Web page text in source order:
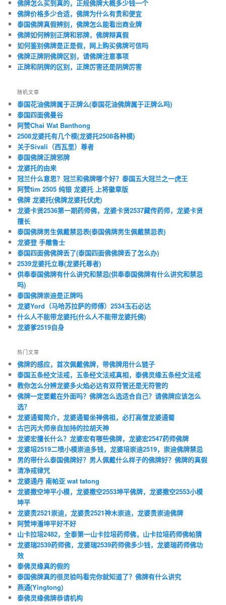
佛牌怎么买到真的，正规佛牌大概多少钱一个
佛牌价格多少合适，佛牌为什么有贵和便宜
泰国佛牌真假辨别，佛牌怎么能看出商业牌
佛牌如何辨别正牌和邪牌，佛牌辩真假
如何鉴别佛牌是正是假，网上购买佛牌可信吗
佛牌正牌阴佛牌区别，请佛牌注意事项
正牌和阴牌的区别，正牌厉害还是阴牌厉害
随机文章
泰国花油佛牌属于正牌么(泰国花油佛牌属于正牌么吗)
泰国四面佛曼谷
阿赞Chai Wat Banthong
2508龙婆托有几个模(龙婆托2508各种模)
关于Sivali（西瓦里）尊者
泰国佛牌正牌邪牌
龙婆托的由来
冠兰什么意思？冠兰和佛牌哪个好？泰国五大冠兰之一虎王
阿赞tim 2505 纯银 龙婆托 上将徽章版
佛牌 龙婆托(佛牌龙婆托伏虎)
龙婆卡贤2536第一期药师佛，龙婆卡贤2537藏传药师，龙婆卡贤
擅长
泰国佛牌男生佩戴禁忌表(泰国佛牌男生佩戴禁忌表)
龙婆登 手雕鲁士
泰国四面佛佛牌丢了(泰国四面佛佛牌丢了怎么办)
2539龙婆托立尊(龙婆托尊者)
供奉泰国佛牌有什么讲究和禁忌(供奉泰国佛牌有什么讲究和禁忌
吗)
泰国佛牌崇迪是正牌吗
龙婆Yord（马哈苏拉萨的师傅）2534玉石必达
什么人不能带龙婆托(什么人不能带龙婆托佛)
龙婆爹2519自身
热门文章
佛牌的感应，首次佩戴佛牌，带佛牌用什么链子
泰国五条经文法戒，五条经文法戒真相，泰佛灵缘五条经文法戒
教你怎么分辨龙婆多火焰必达有双符管还是无符管的
佛牌一定要戴在外面吗？佛牌怎么选适合自己？请佛牌应该怎么
选？
龙婆通蜀简介，龙婆通蜀坐禅佛祖，必打高僧龙婆通蜀
古巴丙大师亲自加持的拉胡天神
龙婆宏擅长什么？龙婆宏有哪些佛牌，龙婆宏2547药师佛牌
龙婆培2519二喷小模崇迪多钱，龙婆培崇迪2519，崇迪佛牌禁忌
男的带什么泰国佛牌好？男人佩戴什么样子的佛牌好？佛牌的真假
清净戒律咒
龙婆通丹 南帕亚 wat tatong
龙婆撒空坤平小模，龙婆撒空2553坤平佛牌，龙婆撒空2553小模
坤平
龙婆贵2521崇迪，龙婆贵2521神木崇迪，龙婆贵崇迪佛牌
阿赞坤潘坤平好不好
山卡拉培2482，全泰第一山卡拉培药师佛，山卡拉培药师佛帕猜
龙婆瑞2539药师佛，龙婆瑞2539药师佛多少钱，龙婆瑞药师佛功
效
泰佛灵缘真的假的
泰国佛牌真的很灵验吗看完你就知道了？佛牌有什么讲究
燕通(Yingtong)
泰佛灵缘佛牌恭请机构